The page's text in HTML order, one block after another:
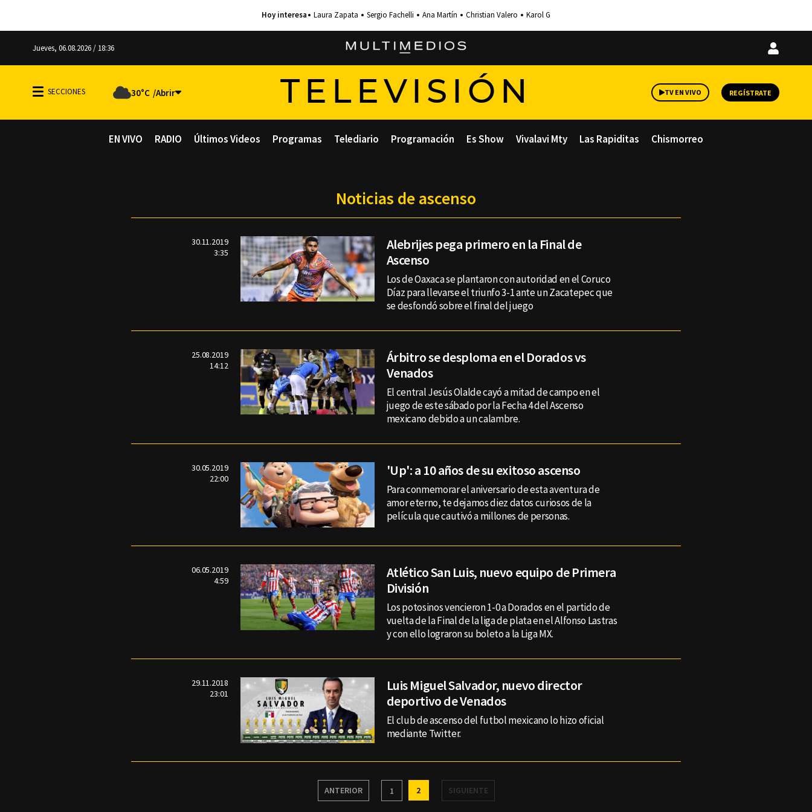
Laura Zapata Sergio Fachelli Ana Martín Christian Valero Karol G
Jueves, 06.08.2026 / 18:36
Iniciar
30°C TELEVISIÓN TV EN VIVO REGÍSTRATE
EN VIVO RADIO Últimos Videos Programas Telediario Programación Es Show Vivalavi Mty Las Rapiditas Chismorreo
Noticias de ascenso
30.11.2019
3:35
Alebrijes pega primero en la Final de
Ascenso
Los de Oaxaca se plantaron con autoridad en el Coruco
Díaz para llevarse el triunfo 3-1 ante un Zacatepec que
se desfondó sobre el final del juego
25.08.2019
14:12
Árbitro se desploma en el Dorados vs
Venados
El central Jesús Olalde cayó a mitad de campo en el
juego de este sábado por la Fecha 4 del Ascenso
mexicano debido a un calambre.
30.05.2019
22:00
'Up': a 10 años de su exitoso ascenso
Para conmemorar el aniversario de esta aventura de
amor eterno, te dejamos diez datos curiosos de la
película que cautivó a millones de personas.
06.05.2019
4:59
Atlético San Luis, nuevo equipo de Primera
División
Los potosinos vencieron 1-0 a Dorados en el partido de
vuelta de la Final de la liga de plata en el Alfonso Lastras
y con ello lograron su boleto a la Liga MX.
29.11.2018
23:01
Luis Miguel Salvador, nuevo director
deportivo de Venados
El club de ascenso del futbol mexicano lo hizo oficial
mediante Twitter.
ANTERIOR 1 2 SIGUIENTE